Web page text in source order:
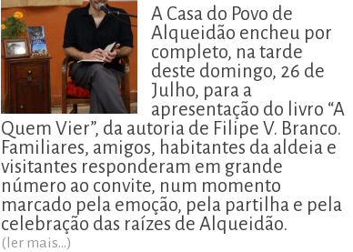
A Casa do Povo de
Alqueidão encheu por
completo, na tarde
deste domingo, 26 de
Julho, para a
apresentação do livro “A
Quem Vier”, da autoria de Filipe V. Branco.
Familiares, amigos, habitantes da aldeia e
visitantes responderam em grande
número ao convite, num momento
marcado pela emoção, pela partilha e pela
celebração das raízes de Alqueidão.
(ler mais...)